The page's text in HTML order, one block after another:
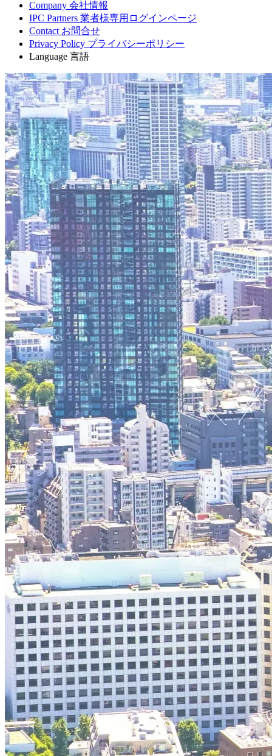
Company 会社情報
IPC Partners 業者様専用ログインページ
Contact お問合せ
Privacy Policy プライバシーポリシー
Language 言語